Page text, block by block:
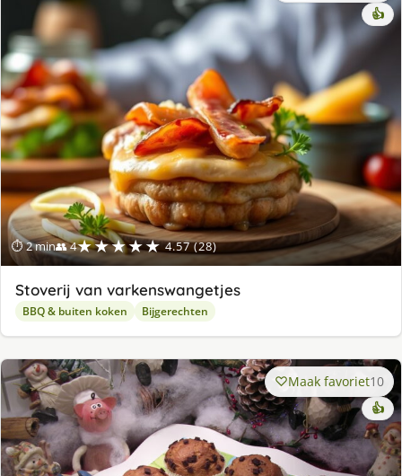
⏱ 2 min👥 4★★★★★ 4.57 (28)
👍
Stoverij van varkenswangetjes
BBQ & buiten koken Bijgerechten
Maak favoriet10
👍